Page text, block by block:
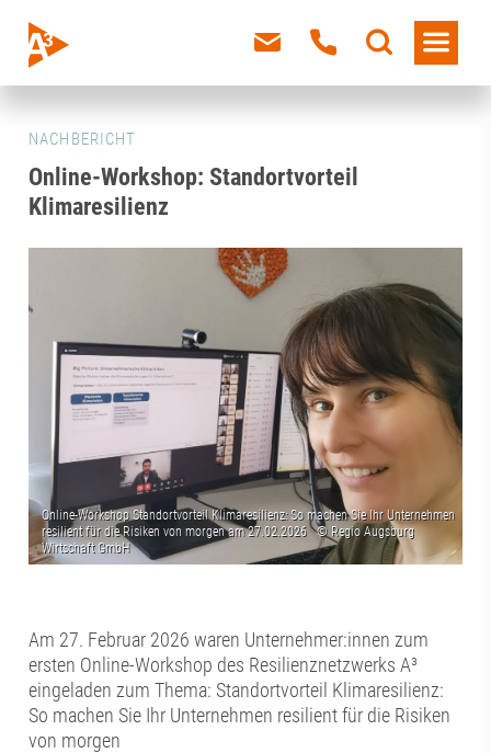
NACHBERICHT
Online-Workshop: Standortvorteil
Klimaresilienz
Am 27. Februar 2026 waren Unternehmer:innen zum
ersten Online-Workshop des Resilienznetzwerks A³
eingeladen zum Thema: Standortvorteil Klimaresilienz:
So machen Sie Ihr Unternehmen resilient für die Risiken
von morgen